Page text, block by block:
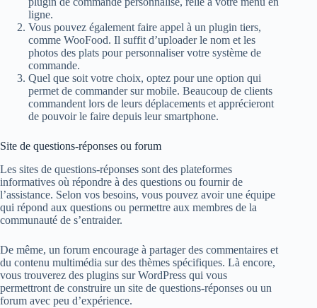
ligne.
Vous pouvez également faire appel à un plugin tiers,
comme WooFood. Il suffit d’uploader le nom et les
photos des plats pour personnaliser votre système de
commande.
Quel que soit votre choix, optez pour une option qui
permet de commander sur mobile. Beaucoup de clients
commandent lors de leurs déplacements et apprécieront
de pouvoir le faire depuis leur smartphone.
Site de questions-réponses ou forum
Les sites de questions-réponses sont des plateformes
informatives où répondre à des questions ou fournir de
l’assistance. Selon vos besoins, vous pouvez avoir une équipe
qui répond aux questions ou permettre aux membres de la
communauté de s’entraider.
De même, un forum encourage à partager des commentaires et
du contenu multimédia sur des thèmes spécifiques. Là encore,
vous trouverez des plugins sur WordPress qui vous
permettront de construire un site de questions-réponses ou un
forum avec peu d’expérience.